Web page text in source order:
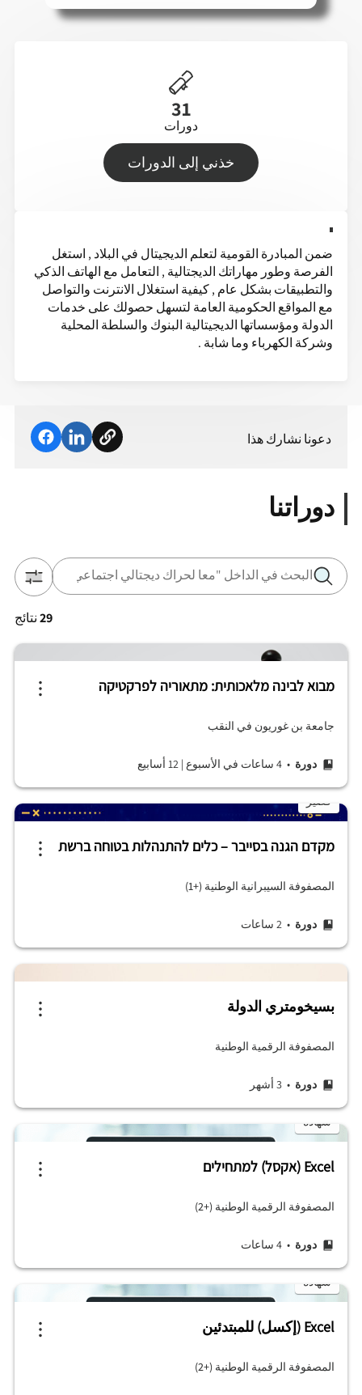
31
دورات
خذني إلى الدورات
ضمن المبادرة القومية لتعلم الديجيتال في البلاد , استغل
الفرصة وطور مهاراتك الديجتالية , التعامل مع الهاتف الذكي
والتطبيقات بشكل عام , كيفية استغلال الانترنت والتواصل
مع المواقع الحكومية العامة لتسهل حصولك على خدمات
الدولة ومؤسساتها الديجيتالية البنوك والسلطة المحلية
وشركة الكهرباء وما شابة .
دعونا نشارك هذا
دوراتنا
29نتائج
מבוא לבינה מלאכותית: מתאוריה לפרקטיקה
جامعة بن غوريون في النقب
دورة • 4 ساعات في الأسبوع |
قصير
מקדם הגנה בסייבר – כלים להתנהלות בטוחה ברשת
المصفوفة السيبرانية الوطنية (+1)
دورة • 2 ساعات
بسيخومتري الدولة
المصفوفة الرقمية الوطنية
دورة • 3 أشهر
شهادة
Excel (אקסל) למתחילים
المصفوفة الرقمية الوطنية (+2)
دورة • 4 ساعات
شهادة
Excel (إكسل) للمبتدئين
المصفوفة الرقمية الوطنية (+2)